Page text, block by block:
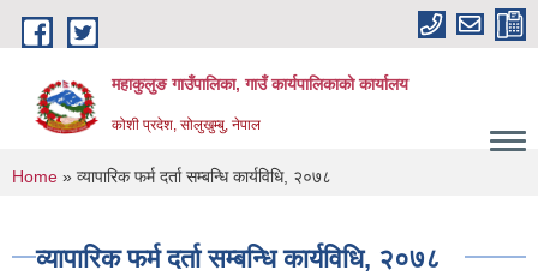
Skip to main content
महाकुलुङ गाउँपालिका, गाउँ कार्यपालिकाको कार्यालय
कोशी प्रदेश, सोलुखुम्बु, नेपाल
You are here
Home » व्यापारिक फर्म दर्ता सम्बन्धि कार्यविधि, २०७८
व्यापारिक फर्म दर्ता सम्बन्धि कार्यविधि, २०७८